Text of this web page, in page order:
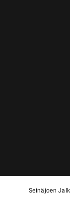
Seinäjoen